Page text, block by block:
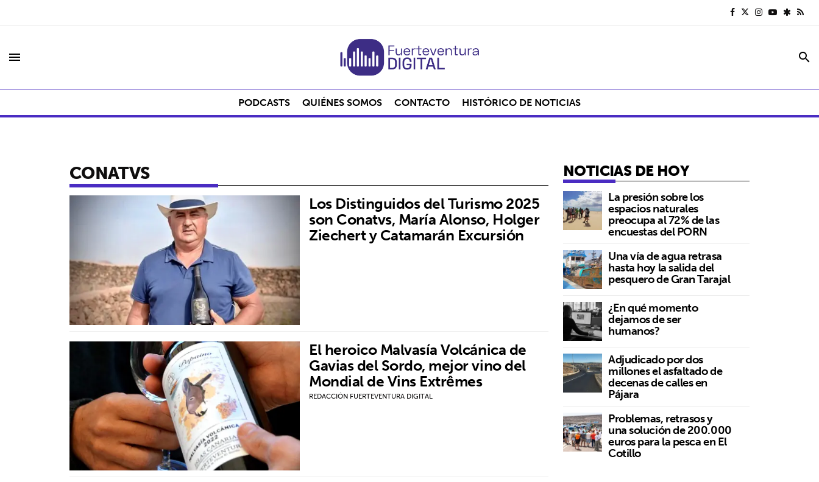
menu search
PODCASTS QUIÉNES SOMOS CONTACTO HISTÓRICO DE NOTICIAS
CONATVS
Los Distinguidos del Turismo 2025
son Conatvs, María Alonso, Holger
Ziechert y Catamarán Excursión
El heroico Malvasía Volcánica de
Gavias del Sordo, mejor vino del
Mondial de Vins Extrêmes
REDACCIÓN FUERTEVENTURA DIGITAL
NOTICIAS DE HOY
La presión sobre los
espacios naturales
preocupa al 72% de las
encuestas del PORN
Una vía de agua retrasa
hasta hoy la salida del
pesquero de Gran Tarajal
¿En qué momento
dejamos de ser
humanos?
Adjudicado por dos
millones el asfaltado de
decenas de calles en
Pájara
Problemas, retrasos y
una solución de 200.000
euros para la pesca en El
Cotillo